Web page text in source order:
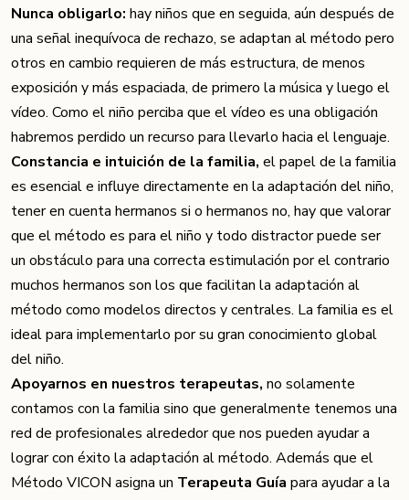
Nunca obligarlo: hay niños que en seguida, aún después de
una señal inequívoca de rechazo, se adaptan al método pero
otros en cambio requieren de más estructura, de menos
exposición y más espaciada, de primero la música y luego el
vídeo. Como el niño perciba que el vídeo es una obligación
habremos perdido un recurso para llevarlo hacia el lenguaje.
Constancia e intuición de la familia, el papel de la familia
es esencial e influye directamente en la adaptación del niño,
tener en cuenta hermanos si o hermanos no, hay que valorar
que el método es para el niño y todo distractor puede ser
un obstáculo para una correcta estimulación por el contrario
muchos hermanos son los que facilitan la adaptación al
método como modelos directos y centrales. La familia es el
ideal para implementarlo por su gran conocimiento global
del niño.
Apoyarnos en nuestros terapeutas, no solamente
contamos con la familia sino que generalmente tenemos una
red de profesionales alrededor que nos pueden ayudar a
lograr con éxito la adaptación al método. Además que el
Método VICON asigna un Terapeuta Guía para ayudar a la